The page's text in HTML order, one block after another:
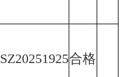
SZ20251925合格